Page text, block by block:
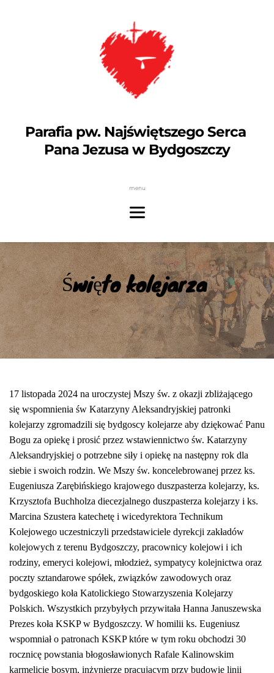
Parafia pw. Najświętszego Serca
Pana Jezusa w Bydgoszczy
menu
Święto kolejarza
17 listopada 2024 na uroczystej Mszy św. z okazji zbliżającego
się wspomnienia św Katarzyny Aleksandryjskiej patronki
kolejarzy zgromadzili się bydgoscy kolejarze aby dziękować Panu
Bogu za opiekę i prosić przez wstawiennictwo św. Katarzyny
Aleksandryjskiej o potrzebne siły i opiekę na następny rok dla
siebie i swoich rodzin. We Mszy św. koncelebrowanej przez ks.
Eugeniusza Zarębińskiego krajowego duszpasterza kolejarzy, ks.
Krzysztofa Buchholza diecezjalnego duszpasterza kolejarzy i ks.
Marcina Szustera katechetę i wicedyrektora Technikum
Kolejowego uczestniczyli przedstawiciele dyrekcji zakładów
kolejowych z terenu Bydgoszczy, pracownicy kolejowi i ich
rodziny, emeryci kolejowi, młodzież, sympatycy kolejnictwa oraz
poczty sztandarowe spółek, związków zawodowych oraz
bydgoskiego koła Katolickiego Stowarzyszenia Kolejarzy
Polskich. Wszystkich przybyłych przywitała Hanna Januszewska
Prezes koła KSKP w Bydgoszczy. W homilii ks. Eugeniusz
wspomniał o patronach KSKP które w tym roku obchodzi 30
rocznicę powstania błogosławionych Rafale Kalinowskim
karmelicie bosym, inżynierze pracującym przy budowie linii